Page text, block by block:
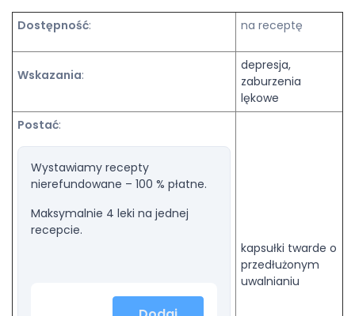
Dostępność: na receptę
Wskazania:
depresja,
zaburzenia
lękowe
Postać:
Wystawiamy recepty
nierefundowane – 100 % płatne.
Maksymalnie 4 leki na jednej
recepcie.
kapsułki twarde o
przedłużonym
uwalnianiu